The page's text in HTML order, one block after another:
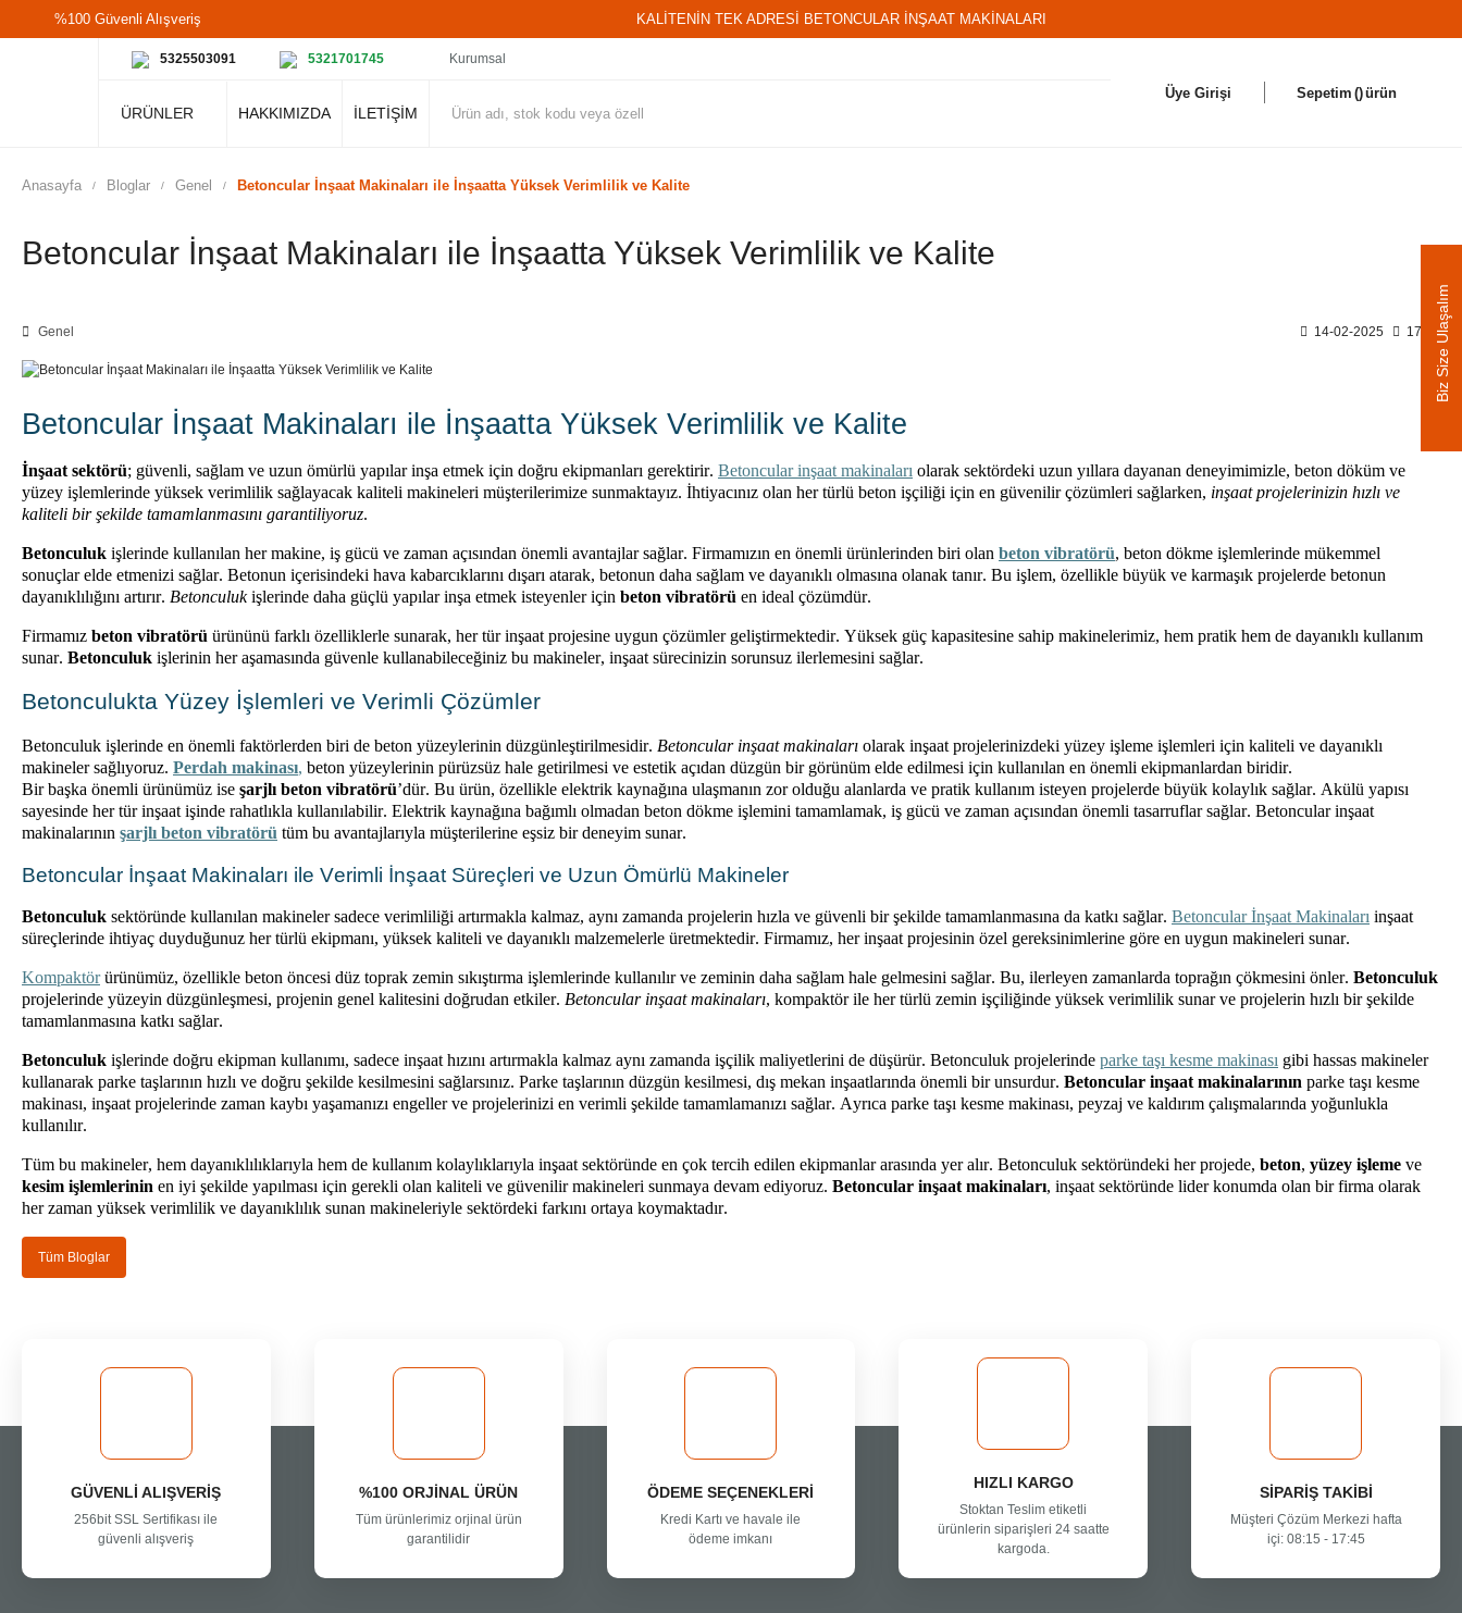
%100 Güvenli Alışveriş KALİTENİN TEK ADRESİ BETONCULAR İNŞAAT MAKİNALARI
5325503091 5321701745 Kurumsal
ÜRÜNLER HAKKIMIZDA İLETİŞİM
Üye Girişi Sepetim ürün
Anasayfa Bloglar Genel Betoncular İnşaat Makinaları ile İnşaatta Yüksek Verimlilik ve Kalite
Betoncular İnşaat Makinaları ile İnşaatta Yüksek Verimlilik ve Kalite
Genel 14-02-2025 17:28
Betoncular İnşaat Makinaları ile İnşaatta Yüksek Verimlilik ve Kalite
İnşaat sektörü; güvenli, sağlam ve uzun ömürlü yapılar inşa etmek için doğru ekipmanları gerektirir. Betoncular inşaat makinaları olarak sektördeki uzun yıllara dayanan deneyimimizle, beton döküm ve
yüzey işlemlerinde yüksek verimlilik sağlayacak kaliteli makineleri müşterilerimize sunmaktayız. İhtiyacınız olan her türlü beton işçiliği için en güvenilir çözümleri sağlarken, inşaat projelerinizin hızlı ve
kaliteli bir şekilde tamamlanmasını garantiliyoruz.
Betonculuk işlerinde kullanılan her makine, iş gücü ve zaman açısından önemli avantajlar sağlar. Firmamızın en önemli ürünlerinden biri olan beton vibratörü, beton dökme işlemlerinde mükemmel
sonuçlar elde etmenizi sağlar. Betonun içerisindeki hava kabarcıklarını dışarı atarak, betonun daha sağlam ve dayanıklı olmasına olanak tanır. Bu işlem, özellikle büyük ve karmaşık projelerde betonun
dayanıklılığını artırır. Betonculuk işlerinde daha güçlü yapılar inşa etmek isteyenler için beton vibratörü en ideal çözümdür.
Firmamız beton vibratörü ürününü farklı özelliklerle sunarak, her tür inşaat projesine uygun çözümler geliştirmektedir. Yüksek güç kapasitesine sahip makinelerimiz, hem pratik hem de dayanıklı kullanım
sunar. Betonculuk işlerinin her aşamasında güvenle kullanabileceğiniz bu makineler, inşaat sürecinizin sorunsuz ilerlemesini sağlar.
Betonculukta Yüzey İşlemleri ve Verimli Çözümler
Betonculuk işlerinde en önemli faktörlerden biri de beton yüzeylerinin düzgünleştirilmesidir. Betoncular inşaat makinaları olarak inşaat projelerinizdeki yüzey işleme işlemleri için kaliteli ve dayanıklı
makineler sağlıyoruz. Perdah makinası, beton yüzeylerinin pürüzsüz hale getirilmesi ve estetik açıdan düzgün bir görünüm elde edilmesi için kullanılan en önemli ekipmanlardan biridir.
Bir başka önemli ürünümüz ise şarjlı beton vibratörü’dür. Bu ürün, özellikle elektrik kaynağına ulaşmanın zor olduğu alanlarda ve pratik kullanım isteyen projelerde büyük kolaylık sağlar. Akülü yapısı
sayesinde her tür inşaat işinde rahatlıkla kullanılabilir. Elektrik kaynağına bağımlı olmadan beton dökme işlemini tamamlamak, iş gücü ve zaman açısından önemli tasarruflar sağlar. Betoncularinşaat
makinalarının şarjlı beton vibratörü tüm bu avantajlarıyla müşterilerine eşsiz bir deneyim sunar.
Betoncular İnşaat Makinaları ile Verimli İnşaat Süreçleri ve Uzun Ömürlü Makineler
Betonculuk sektöründe kullanılan makineler sadece verimliliği artırmakla kalmaz, aynı zamanda projelerin hızla ve güvenli bir şekilde tamamlanmasına da katkı sağlar. Betoncularİnşaat Makinaları inşaat
süreçlerinde ihtiyaç duyduğunuz her türlü ekipmanı, yüksek kaliteli ve dayanıklı malzemelerle üretmektedir. Firmamız, her inşaat projesinin özel gereksinimlerine göre en uygun makineleri sunar.
Kompaktör ürünümüz, özellikle beton öncesi düz toprak zemin sıkıştırma işlemlerinde kullanılır ve zeminin daha sağlam hale gelmesini sağlar. Bu, ilerleyen zamanlarda toprağın çökmesini önler. Betonculuk
projelerinde yüzeyin düzgünleşmesi, projenin genel kalitesini doğrudan etkiler. Betoncular inşaat makinaları, kompaktör ile her türlü zemin işçiliğinde yüksek verimlilik sunar ve projelerin hızlı bir şekilde
tamamlanmasına katkı sağlar.
Betonculuk işlerinde doğru ekipman kullanımı, sadece inşaat hızını artırmakla kalmaz aynı zamanda işçilik maliyetlerini de düşürür. Betonculuk projelerinde parke taşı kesme makinası gibi hassas makineler
kullanarak parke taşlarının hızlı ve doğru şekilde kesilmesini sağlarsınız. Parke taşlarının düzgün kesilmesi, dış mekan inşaatlarında önemli bir unsurdur. Betoncular inşaat makinalarının parke taşı kesme
makinası, inşaat projelerinde zaman kaybı yaşamanızı engeller ve projelerinizi en verimli şekilde tamamlamanızı sağlar. Ayrıca parke taşı kesme makinası, peyzaj ve kaldırım çalışmalarında yoğunlukla
kullanılır.
Tüm bu makineler, hem dayanıklılıklarıyla hem de kullanım kolaylıklarıyla inşaat sektöründe en çok tercih edilen ekipmanlar arasında yer alır. Betonculuk sektöründeki her projede, beton, yüzey işleme ve
kesim işlemlerinin en iyi şekilde yapılması için gerekli olan kaliteli ve güvenilir makineleri sunmaya devam ediyoruz. Betoncular inşaat makinaları, inşaat sektöründe lider konumda olan bir firma olarak
her zaman yüksek verimlilik ve dayanıklılık sunan makineleriyle sektördeki farkını ortaya koymaktadır.
Tüm Bloglar
GÜVENLİ ALIŞVERİŞ
256bit SSL Sertifikası ile
güvenli alışveriş
%100 ORJİNAL ÜRÜN
Tüm ürünlerimiz orjinal ürün
garantilidir
ÖDEME SEÇENEKLERİ
Kredi Kartı ve havale ile
ödeme imkanı
HIZLI KARGO
Stoktan Teslim etiketli
ürünlerin siparişleri 24 saatte
kargoda.
SİPARİŞ TAKİBİ
Müşteri Çözüm Merkezi hafta
içi: 08:15 - 17:45
Biz Size Ulaşalım